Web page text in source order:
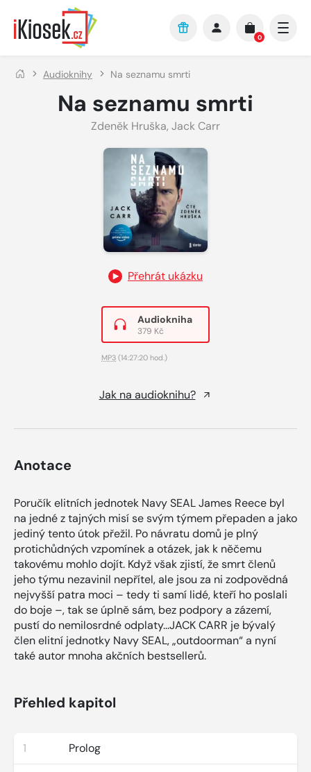
Přejít na hlavní obsah
0
Audioknihy Na seznamu smrti
Na seznamu smrti
Zdeněk Hruška, Jack Carr
Přehrát ukázku
Audiokniha
379 Kč
MP3 (14:27:20 hod.)
Jak na audioknihu?
Anotace
Poručík elitních jednotek Navy SEAL James Reece byl
na jedné z tajných misí se svým týmem přepaden a jako
jediný tento útok přežil. Po návratu domů je plný
protichůdných vzpomínek a otázek, jak k něčemu
takovému mohlo dojít. Když však zjistí, že smrt členů
jeho týmu nezavinil nepřítel, ale jsou za ni zodpovědná
nejvyšší patra moci – tedy ti samí lidé, kteří ho poslali
do boje –, tak se úplně sám, bez podpory a zázemí,
pustí do nemilosrdné odplaty...JACK CARR je bývalý
člen elitní jednotky Navy SEAL, „outdoorman“ a nyní
také autor mnoha akčních bestsellerů.
Přehled kapitol
1 Prolog